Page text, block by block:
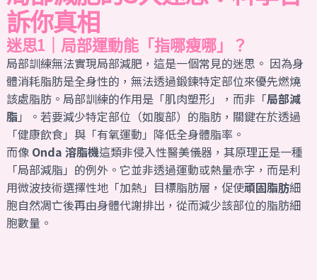
訴你真相
迷思1｜局部運動能「指哪瘦哪」？
局部訓練無法實現局部減肥，這是一個常見的迷思。 因為身
體消耗脂肪是全身性的，無法透過鍛鍊特定部位來優先燃燒
該處脂肪。局部訓練的作用是「肌肉塑形」，而非「局部減
脂」。若要減少特定部位（如腹部）的脂肪，關鍵在於透過
「健康飲食」與「有氧運動」降低全身體脂率。
而像 Onda 溶脂機這類非侵入性醫美儀器，其原理正是一種
「局部減脂」的例外。它並非透過運動或熱量赤字，而是利
用微波技術選擇性地「加熱」目標脂肪層，促使頑固脂肪細
胞自然凋亡後再由身體代謝排出，從而減少該部位的脂肪細
胞數量。